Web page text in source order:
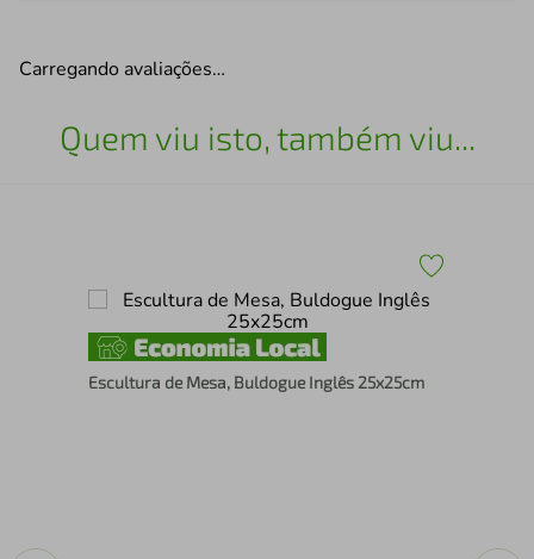
Carregando avaliações…
Quem viu isto, também viu...
Escultura de Mesa, Buldogue Inglês 25x25cm